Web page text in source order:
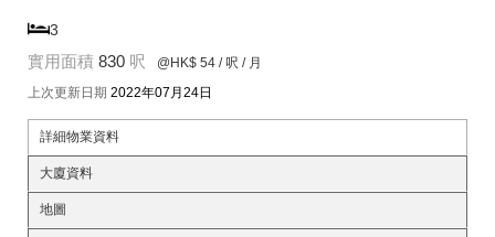
3
實用面積 830 呎 @HK$ 54 / 呎 / 月
上次更新日期 2022年07月24日
詳細物業資料
大廈資料
地圖